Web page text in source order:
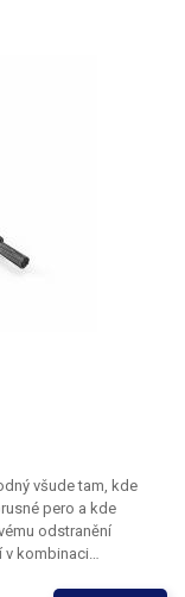
všude tam, kde
pero a kde
odstranění
v kombinaci